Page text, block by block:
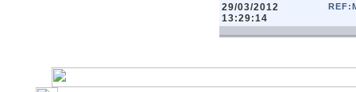
29/03/2012
13:29:14